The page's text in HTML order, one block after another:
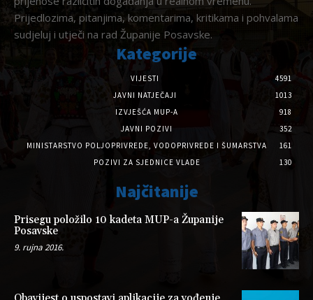
Prijedlozima, pitanjima, komentarima, kritikama i pohvalama
sudjeluj i utječi na rad Županije Posavske.
Kategorije
VIJESTI
4591
JAVNI NATJEČAJI
1013
IZVJEŠĆA MUP-A
918
JAVNI POZIVI
352
MINISTARSTVO POLJOPRIVREDE, VODOPRIVREDE I ŠUMARSTVA
161
POZIVI ZA SJEDNICE VLADE
130
Najčitanije
Prisegu položilo 10 kadeta MUP-a Županije
Posavske
9. rujna 2016.